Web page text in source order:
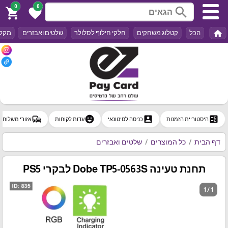
search
0
favorite
0
shopping_cart
home הכל קטלוג משחקים חלקי חילוף לסלולר שלטים ואבזרים
ballot היסטוריית הזמנות account_boxכניסה לסיטונאי emoji_emotionsעדות לקוחות commuteאזורי משלוח
דף הבית כל המוצרים שלטים ואבזרים
תחנת טעינה Dobe TP5-0563S לבקרי PS5
1 / 1